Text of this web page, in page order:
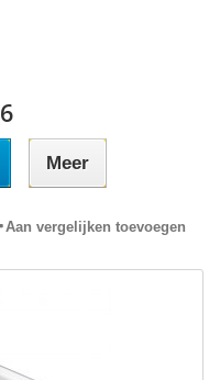
Meer
Aan vergelijken toevoegen